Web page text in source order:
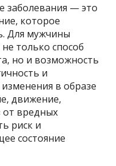
заболевания — это
которое
Для мужчины
только способ
но и возможность
и
в образе
движение,
от вредных
риск и
состояние